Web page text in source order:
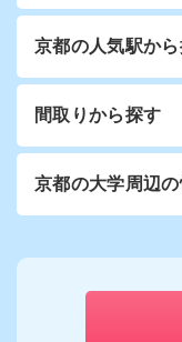
京都の人気駅か
間取りから探す
京都の大学周辺